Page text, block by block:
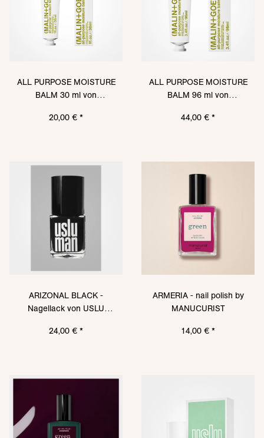
ALL PURPOSE MOISTURE
BALM 30 ml von
20,00 € *
ALL PURPOSE MOISTURE
BALM 96 ml von
44,00 € *
ARIZONAL BLACK -
Nagellack von USLU
24,00 € *
ARMERIA - nail polish by
MANUCURIST
14,00 € *